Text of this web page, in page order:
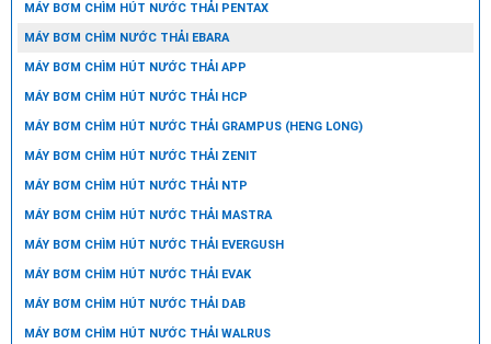
MÁY BƠM CHÌM HÚT NƯỚC THẢI PENTAX
MÁY BƠM CHÌM NƯỚC THẢI EBARA
MÁY BƠM CHÌM HÚT NƯỚC THẢI APP
MÁY BƠM CHÌM HÚT NƯỚC THẢI HCP
MÁY BƠM CHÌM HÚT NƯỚC THẢI GRAMPUS (HENG LONG)
MÁY BƠM CHÌM HÚT NƯỚC THẢI ZENIT
MÁY BƠM CHÌM HÚT NƯỚC THẢI NTP
MÁY BƠM CHÌM HÚT NƯỚC THẢI MASTRA
MÁY BƠM CHÌM HÚT NƯỚC THẢI EVERGUSH
MÁY BƠM CHÌM HÚT NƯỚC THẢI EVAK
MÁY BƠM CHÌM HÚT NƯỚC THẢI DAB
MÁY BƠM CHÌM HÚT NƯỚC THẢI WALRUS